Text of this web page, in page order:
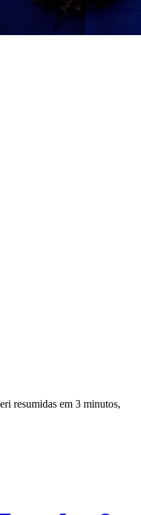
resumidas em 3 minutos,